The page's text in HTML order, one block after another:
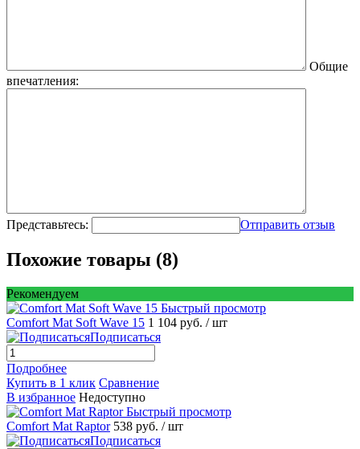
Общие
впечатления:
Представьтесь: Отправить отзыв
Похожие товары (8)
Рекомендуем
Быстрый просмотр
Comfort Mat Soft Wave 15 1 104 руб. / шт
Подписаться
Подробнее
Купить в 1 клик Сравнение
В избранное Недоступно
Быстрый просмотр
Comfort Mat Raptor 538 руб. / шт
Подписаться